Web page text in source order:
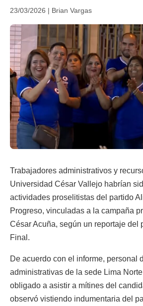
23/03/2026 | Brian Vargas
Trabajadores administrativos y
Universidad César Vallejo habrían
actividades proselitistas del partido
Progreso, vinculadas a la campaña
César Acuña, según un reportaje del
Final .
De acuerdo con el informe, personal
administrativas de la sede Lima
obligado a asistir a mítines del
observó vistiendo indumentaria del